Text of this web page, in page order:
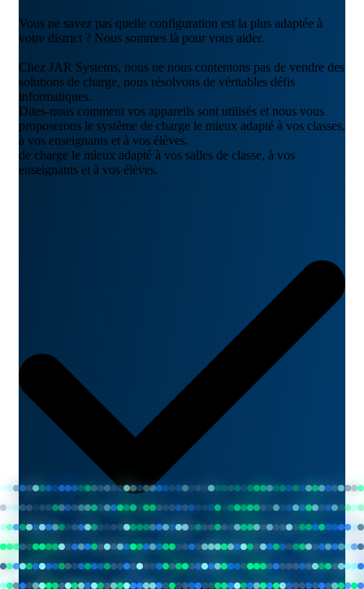
Vous ne savez pas quelle configuration est la plus adaptée à
votre district ? Nous sommes là pour vous aider.
Chez JAR Systems, nous ne nous contentons pas de vendre des
solutions de charge, nous résolvons de véritables défis
informatiques.
Dites-nous comment vos appareils sont utilisés et nous vous
proposerons le système de charge le mieux adapté à vos classes,
à vos enseignants et à vos élèves.
de charge le mieux adapté à vos salles de classe, à vos
enseignants et à vos élèves.